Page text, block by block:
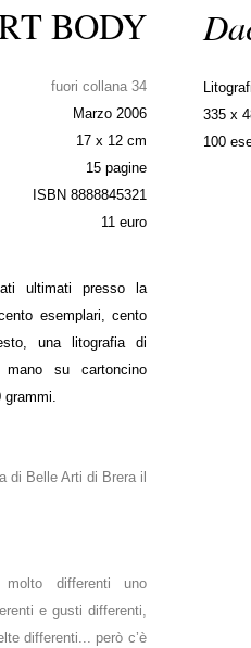
BODY
fuori collana 34
Marzo 2006
17 x 12 cm
15 pagine
ISBN 8888845321
11 euro
ultimati presso la
esemplari, cento
una litografia di
su cartoncino
di Belle Arti di Brera il
differenti uno
e gusti differenti,
differenti... però c’è
335 x
100